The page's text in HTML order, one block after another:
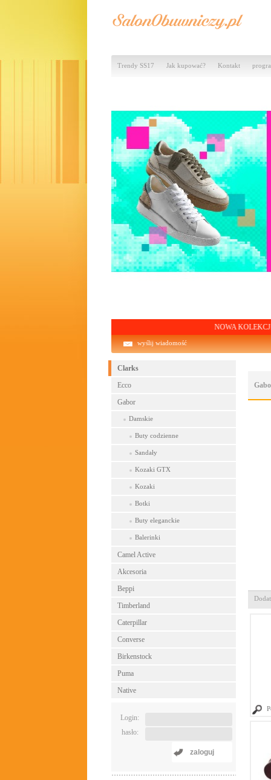
Trendy SS17 Jak kupować? Kontakt
NOWA KOLEKCJA!
wyślij wiadomość
Clarks
Ecco
Gabor
Damskie
Buty codzienne
Sandały
Kozaki GTX
Kozaki
Botki
Buty eleganckie
Balerinki
Camel Active
Akcesoria
Beppi
Timberland
Caterpillar
Converse
Birkenstock
Puma
Native
Login:
hasło:
zaloguj